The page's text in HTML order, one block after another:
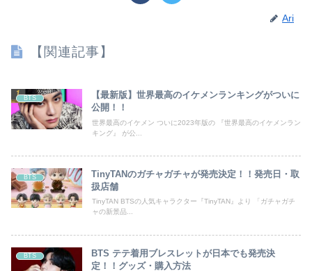
Ari
【関連記事】
BTS
【最新版】世界最高のイケメンランキングがついに
公開！！
世界最高のイケメン ついに2023年版の 『世界最高のイケメンラン
キング』 が公...
BTS
TinyTANのガチャガチャが発売決定！！発売日・取
扱店舗
TinyTAN BTSの人気キャラクター『TinyTAN』より 「ガチャガチ
ャの新景品...
BTS
BTS テテ着用ブレスレットが日本でも発売決
定！！グッズ・購入方法